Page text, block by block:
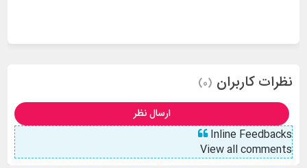
نظرات کاربران (0)
ارسال نظر
Inline Feedbacks
View all comments